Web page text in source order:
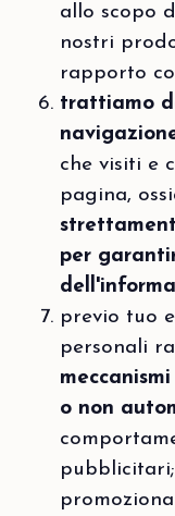
allo scopo
nostri
rapporto
trattiamo
che visiti e
pagina,
per
previo tuo
personali
o non